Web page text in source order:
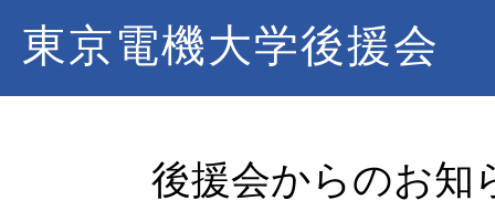
東京電機大学後援会
後援会からのお知